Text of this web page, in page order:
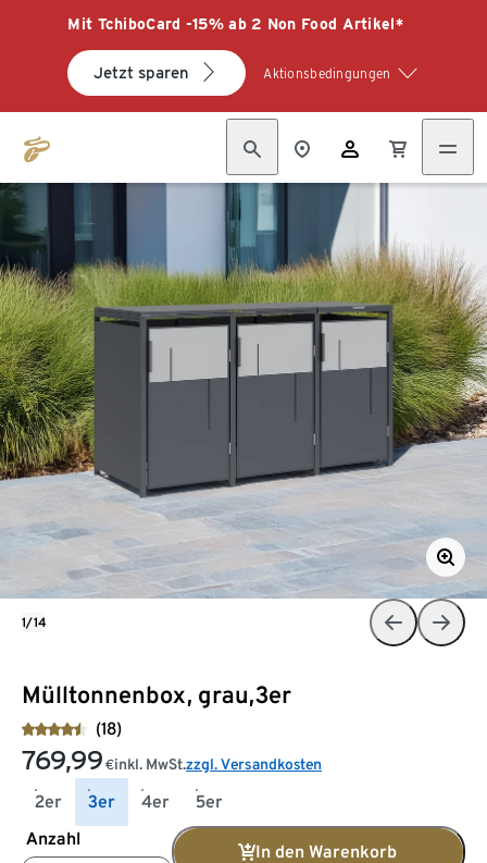
Mit TchiboCard -15% ab 2 Non Food Artikel*
Jetzt sparen Aktionsbedingungen
Mülltonnenbox, grau,3er
(18)
769,99 €inkl. MwSt.zzgl. Versandkosten
2er 3er 4er
5er
Anzahl
In den Warenkorb
1/14